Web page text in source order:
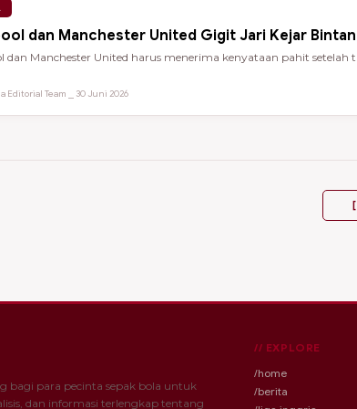
dan Manchester United Gigit Jari Kejar
dan Manchester United harus menerima kenyataan pahit setelah
Editorial Team ⎯ 30 Juni 2026
bagi para pecinta sepak bola untuk
dan informasi terlengkap tentang
// EXPLORE
/home
/berita